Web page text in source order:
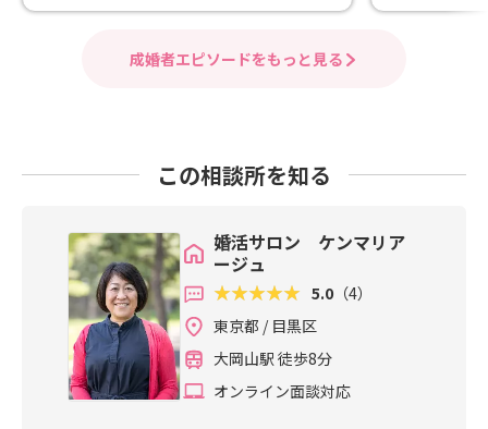
成婚者エピソードをもっと見る
この相談所を知る
婚活サロン ケンマリア
ージュ
5.0 （4）
東京都 / 目黒区
大岡山駅 徒歩8分
オンライン面談対応